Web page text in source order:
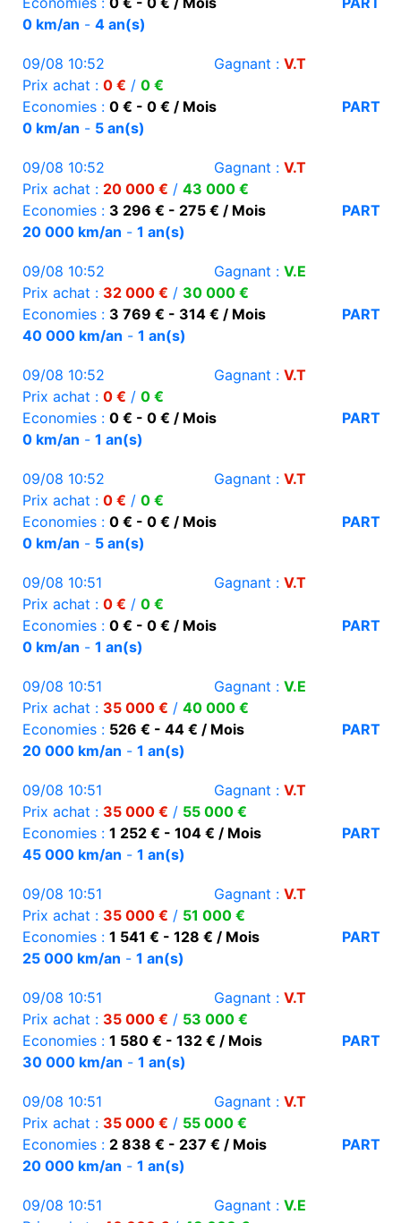
0 km/an - 4 an(s)
09/08 10:52 Gagnant : V.T
Prix achat : 0 € / 0 €
Economies : 0 € - 0 € / Mois
PART
0 km/an - 5 an(s)
09/08 10:52 Gagnant : V.T
Prix achat : 20 000 € / 43 000 €
Economies : 3 296 € - 275 € / Mois
PART
20 000 km/an - 1 an(s)
09/08 10:52 Gagnant : V.E
Prix achat : 32 000 € / 30 000 €
Economies : 3 769 € - 314 € / Mois
PART
40 000 km/an - 1 an(s)
09/08 10:52 Gagnant : V.T
Prix achat : 0 € / 0 €
Economies : 0 € - 0 € / Mois
PART
0 km/an - 1 an(s)
09/08 10:52 Gagnant : V.T
Prix achat : 0 € / 0 €
Economies : 0 € - 0 € / Mois
PART
0 km/an - 5 an(s)
09/08 10:51 Gagnant : V.T
Prix achat : 0 € / 0 €
Economies : 0 € - 0 € / Mois
PART
0 km/an - 1 an(s)
09/08 10:51 Gagnant : V.E
Prix achat : 35 000 € / 40 000 €
Economies : 526 € - 44 € / Mois
PART
20 000 km/an - 1 an(s)
09/08 10:51 Gagnant : V.T
Prix achat : 35 000 € / 55 000 €
Economies : 1 252 € - 104 € / Mois
PART
45 000 km/an - 1 an(s)
09/08 10:51 Gagnant : V.T
Prix achat : 35 000 € / 51 000 €
Economies : 1 541 € - 128 € / Mois
PART
25 000 km/an - 1 an(s)
09/08 10:51 Gagnant : V.T
Prix achat : 35 000 € / 53 000 €
Economies : 1 580 € - 132 € / Mois
PART
30 000 km/an - 1 an(s)
09/08 10:51 Gagnant : V.T
Prix achat : 35 000 € / 55 000 €
Economies : 2 838 € - 237 € / Mois
PART
20 000 km/an - 1 an(s)
09/08 10:51 Gagnant : V.E